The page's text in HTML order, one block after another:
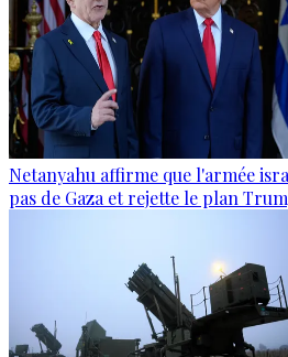
Netanyahu affirme que l'armée
pas de Gaza et rejette le plan